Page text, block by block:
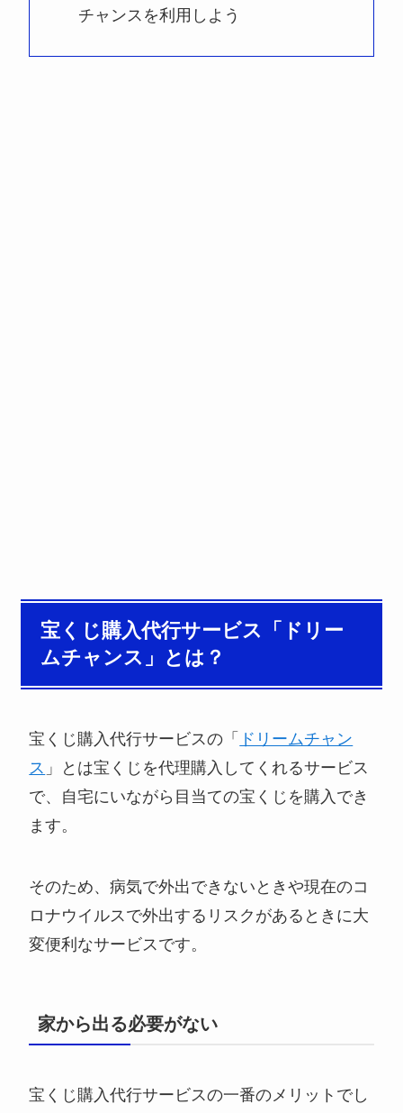
チャンスを利用しよう
宝くじ購入代行サービス「ドリー
ムチャンス」とは？
宝くじ購入代行サービスの「 ドリームチャン
ス 」とは宝くじを代理購入してくれるサービス
で、自宅にいながら目当ての宝くじを購入でき
ます。
そのため、病気で外出できないときや現在のコ
ロナウイルスで外出するリスクがあるときに大
変便利なサービスです。
家から出る必要がない
宝くじ購入代行サービスの一番のメリットでし